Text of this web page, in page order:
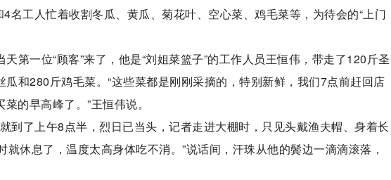
名工人忙着收割冬瓜、黄瓜、菊花叶、空心菜、鸡毛菜等，为待会的“上门
第一位“顾客”来了，他是“刘姐菜篮子”的工作人员王恒伟，带走了120斤圣
和280斤鸡毛菜。“这些菜都是刚刚采摘的，特别新鲜，我们7点前赶回店
的早高峰了。”王恒伟说。
到了上午8点半，烈日已当头，记者走进大棚时，只见头戴渔夫帽、身着长
休息了，温度太高身体吃不消。”说话间，汗珠从他的鬓边一滴滴滚落，